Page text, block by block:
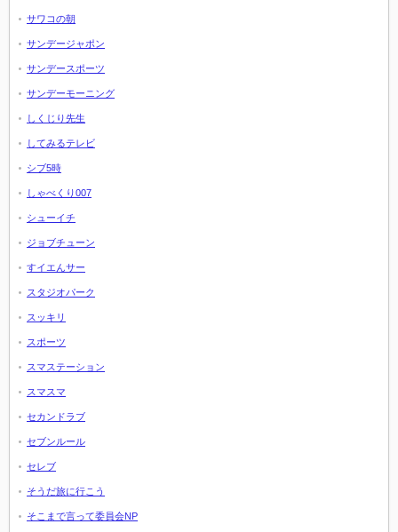
サワコの朝
サンデージャポン
サンデースポーツ
サンデーモーニング
しくじり先生
してみるテレビ
シブ5時
しゃべくり007
シューイチ
ジョブチューン
すイエんサー
スタジオパーク
スッキリ
スポーツ
スマステーション
スマスマ
セカンドラブ
セブンルール
セレブ
そうだ旅に行こう
そこまで言って委員会NP